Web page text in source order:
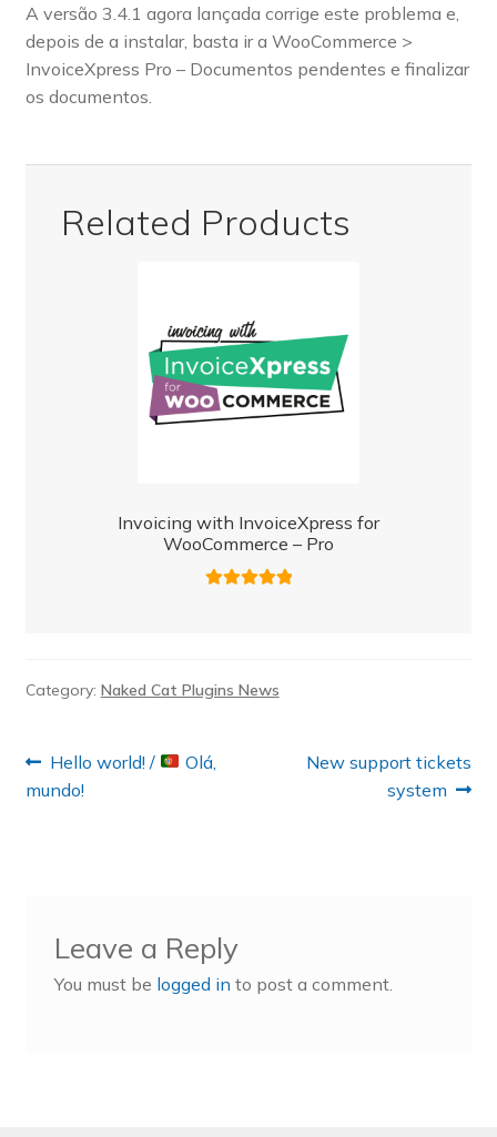
A versão 3.4.1 agora lançada corrige este problema e,
depois de a instalar, basta ir a WooCommerce >
InvoiceXpress Pro – Documentos pendentes e finalizar
os documentos.
Related Products
Invoicing with InvoiceXpress for
WooCommerce – Pro
Category: Naked Cat Plugins News
Post
navigation
Previous
post:
Hello world! /
Olá,
mundo!
Next
New support tickets
system
Leave a Reply
You must be logged in to post a comment.